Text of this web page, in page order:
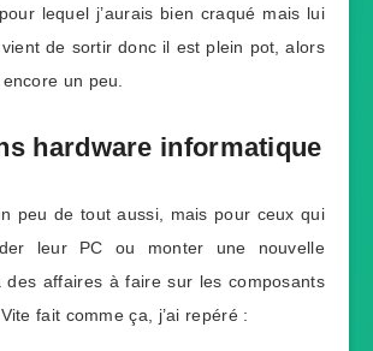
pour lequel j’aurais bien craqué mais lui
de sortir donc il est plein pot, alors
un peu.
hardware informatique
peu de tout aussi, mais pour ceux qui
leur PC ou monter une nouvelle
des affaires à faire sur les composants
fait comme ça, j’ai repéré :